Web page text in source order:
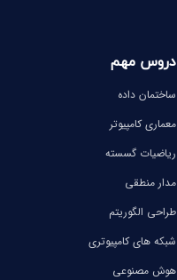
دروس مهم
ساختمان داده
معماری کامپیوتر
ریاضیات گسسته
مدار منطقی
طراحی الگوریتم
شبکه های کامپیوتری
هوش مصنوعی